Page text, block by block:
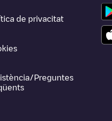
de privacitat
Preguntes